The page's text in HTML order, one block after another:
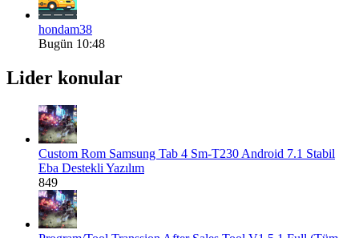
hondam38
Bugün 10:48
Lider konular
Custom Rom Samsung Tab 4 Sm-T230 Android 7.1 Stabil
Eba Destekli Yazılım
849